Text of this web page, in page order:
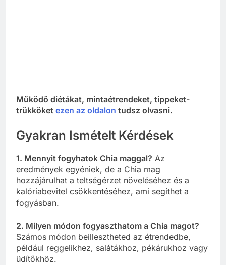
Működő diétákat, mintaétrendeket, tippeket-
trükköket ezen az oldalon tudsz olvasni.
Gyakran Ismételt Kérdések
1. Mennyit fogyhatok Chia maggal? Az
eredmények egyéniek, de a Chia mag
hozzájárulhat a teltségérzet növeléséhez és a
kalóriabevitel csökkentéséhez, ami segíthet a
fogyásban.
2. Milyen módon fogyaszthatom a Chia magot?
Számos módon beillesztheted az étrendedbe,
például reggelikhez, salátákhoz, pékárukhoz vagy
üdítőkhöz.